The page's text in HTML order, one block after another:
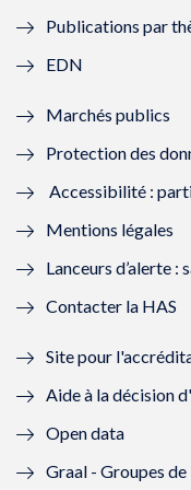
f
n
ê
t
r
e
)
Publications par
EDN
Marchés publics
Protection des
Accessibilité :
Mentions légales
Lanceurs d’alerte :
Contacter la HAS
Site pour
Aide à la décision
Open data
Graal - Groupes